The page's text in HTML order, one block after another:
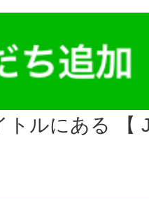
トルにある 【